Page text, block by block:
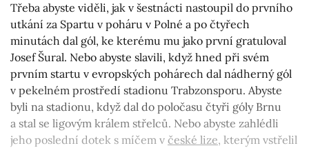
Třeba abyste viděli, jak v šestnácti nastoupil do prvního
utkání za Spartu v poháru v Polné a po čtyřech
minutách dal gól, ke kterému mu jako první gratuloval
Josef Šural. Nebo abyste slavili, když hned při svém
prvním startu v evropských pohárech dal nádherný gól
v pekelném prostředí stadionu Trabzonsporu. Abyste
byli na stadionu, když dal do poločasu čtyři góly Brnu
a stal se ligovým králem střelců. Nebo abyste zahlédli
jeho poslední dotek s míčem v české lize, kterým vstřelil